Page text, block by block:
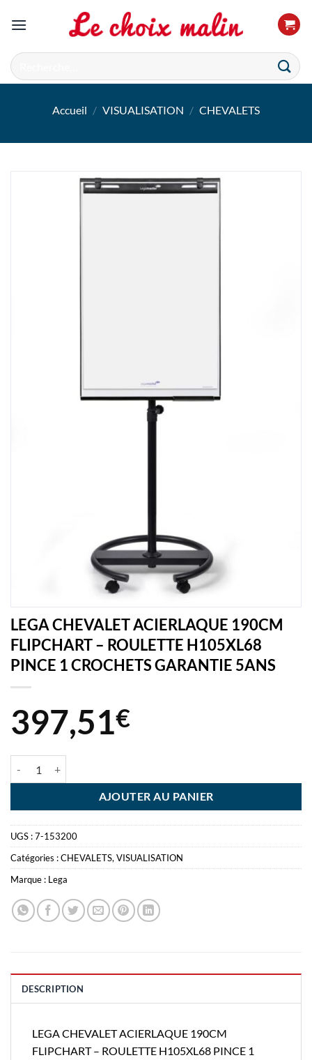
Recherche
pour :
Accueil / VISUALISATION / CHEVALETS
LEGA CHEVALET ACIERLAQUE 190CM
FLIPCHART – ROULETTE H105XL68
PINCE 1 CROCHETS GARANTIE 5ANS
397,51€
AJOUTER AU PANIER
UGS :7-153200
Catégories :CHEVALETS, VISUALISATION
Marque : Lega
DESCRIPTION
LEGA CHEVALET ACIERLAQUE 190CM
FLIPCHART – ROULETTE H105XL68 PINCE 1